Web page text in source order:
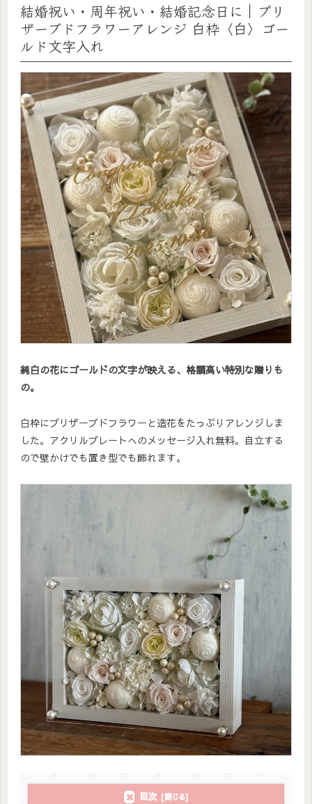
結婚祝い・周年祝い・結婚記念日に｜プリ
ザーブドフラワーアレンジ 白枠〈白〉ゴー
ルド文字入れ
純白の花にゴールドの文字が映える、格調高い特別な贈りも
の。
白枠にプリザーブドフラワーと造花をたっぷりアレンジしま
した。アクリルプレートへのメッセージ入れ無料。自立する
ので壁かけでも置き型でも飾れます。
目次